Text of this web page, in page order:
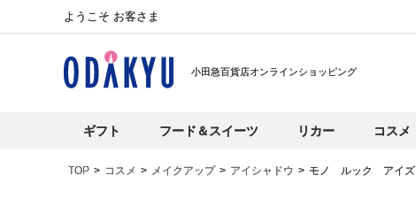
ようこそ お客さま
小田急百貨店オンラインショッピング
ギフト フード＆スイーツ リカー コスメ
TOP コスメ メイクアップ アイシャドウ モノ ルック アイズ